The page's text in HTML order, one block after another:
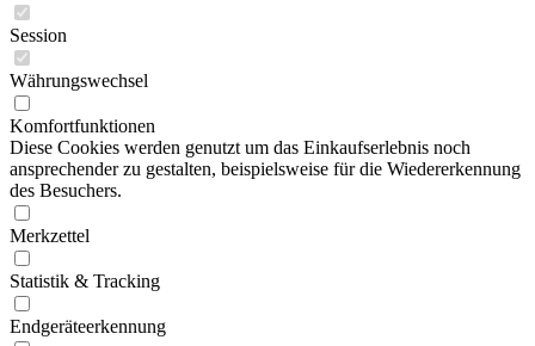
Session
Währungswechsel
Komfortfunktionen
Diese Cookies werden genutzt um das Einkaufserlebnis noch
ansprechender zu gestalten, beispielsweise für die Wiedererkennung
des Besuchers.
Merkzettel
Statistik & Tracking
Endgeräteerkennung